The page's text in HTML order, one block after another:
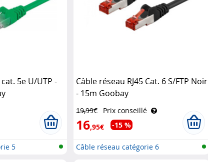
5e U/UTP -
5
Câble réseau RJ45 Cat. 6 S/FTP Noir
- 15m Goobay
19,99€ Prix conseillé
16,95€ -15 %
Câble réseau catégorie 6